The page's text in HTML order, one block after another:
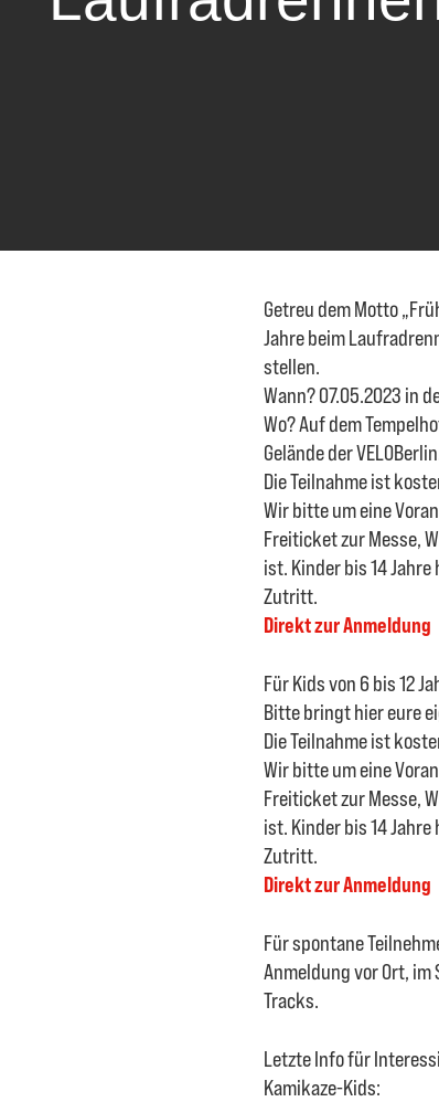
Getreu dem Motto
Jahre beim
stellen.
Wann? 07.05.2023 in
Wo? Auf dem
Gelände der
Die Teilnahme ist
Wir bitte um eine
Freiticket zur Messe,
ist. Kinder bis 14
Zutritt.
Direkt zur Anmeldung
Für Kids von 6 bis 12
Bitte bringt hier eure
Die Teilnahme ist
Wir bitte um eine
Freiticket zur Messe,
ist. Kinder bis 14
Zutritt.
Direkt zur Anmeldung
Für spontane
Anmeldung vor Ort,
Tracks.
Letzte Info für
Kamikaze-Kids: